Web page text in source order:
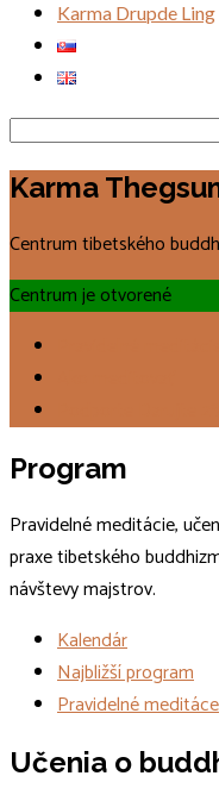
Karma Drupde Ling
Search
Karma
Centrum tibetského
Centrum je otvorené
Program
Pravidelné meditácie,
praxe tibetského
návštevy majstrov.
Kalendár
Najbližší program
Pravidelné meditáce
Učenia o